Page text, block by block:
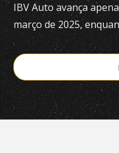
IBV Auto avança
março de 2025,
2023 desvalorizam